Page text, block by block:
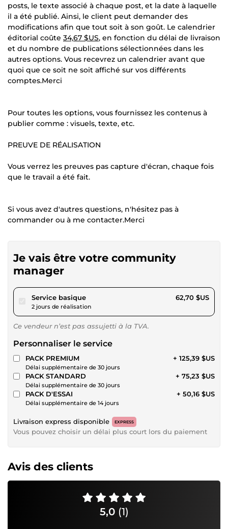
posts, le texte associé à chaque post, et la date à laquelle
il a été publié. Ainsi, le client peut demander des
modifications afin que tout soit à son goût. Le calendrier
éditorial coûte 34,67 $US, en fonction du délai de livraison
et du nombre de publications sélectionnées dans les
autres options. Vous recevrez un calendrier avant que
quoi que ce soit ne soit affiché sur vos différents
comptes.Merci
Pour toutes les options, vous fournissez les contenus à
publier comme : visuels, texte, etc.
PREUVE DE RÉALISATION
Vous verrez les preuves pas capture d'écran, chaque fois
que le travail a été fait.
Si vous avez d'autres questions, n'hésitez pas à
commander ou à me contacter.Merci
Je vais être votre community
manager
Service basiquepour 57,79 $US
2 jours de réalisation
62,70 $US
Ce vendeur n’est pas assujetti à la TVA.
Personnaliser le service
PACK PREMIUM
Délai supplémentaire de 30 jours
+ 125,39 $US
PACK STANDARD
Délai supplémentaire de 30 jours
+ 75,23 $US
PACK D'ESSAI
Délai supplémentaire de 14 jours
+ 50,16 $US
Livraison express disponible EXPRESS
Vous pouvez choisir un délai plus court lors du paiement
Avis des clients
5,0 (1)